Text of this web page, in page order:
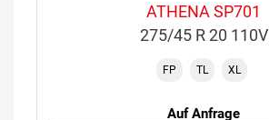
ATHENA SP701
275/45 R 20 110V
FP TL XL
Auf Anfrage